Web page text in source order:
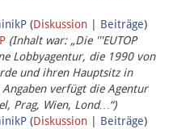
(Diskussion Beiträge)
(Inhalt war: „Die '''EUTOP
Lobbyagentur, die 1990 von
und ihren Hauptsitz in
verfügt die Agentur
Prag, Wien, Lond…“)
(Diskussion Beiträge)